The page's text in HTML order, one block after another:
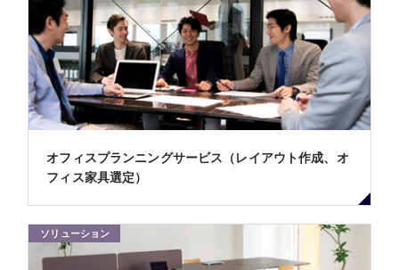
オフィスプランニングサービス（レイアウト作成、オ
フィス家具選定）
ソリューション